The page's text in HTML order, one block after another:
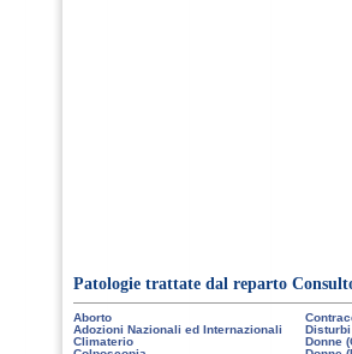
Patologie trattate dal reparto
Aborto
Adozioni Nazionali ed Internazionali
Disturbi
Climaterio
Donne